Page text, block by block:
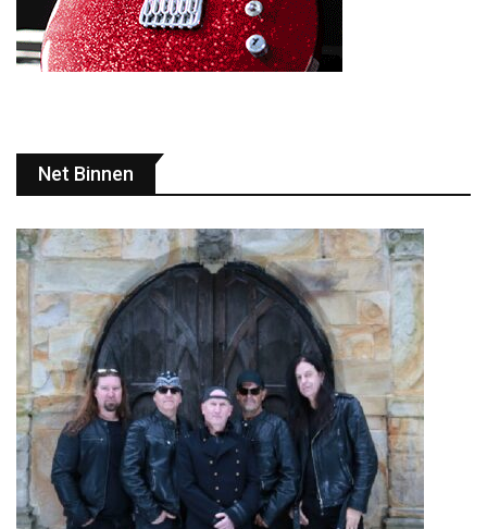
Net Binnen